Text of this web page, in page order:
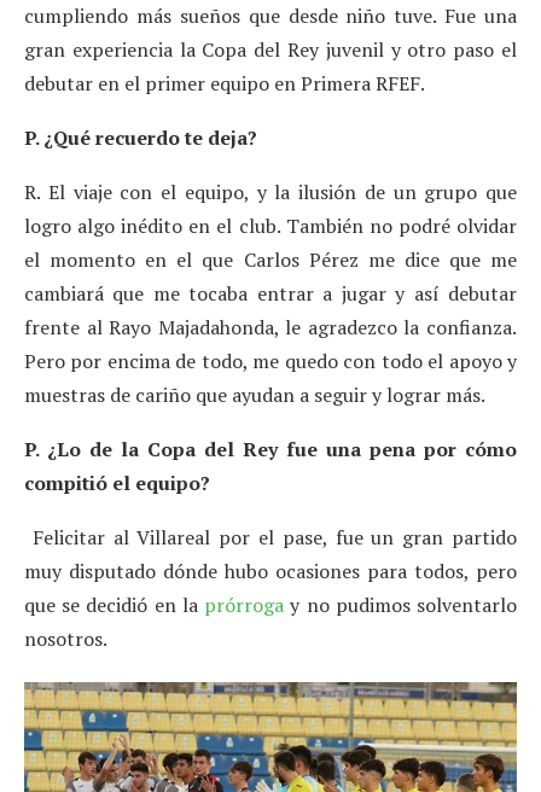
cumpliendo más sueños que desde niño tuve. Fue una
gran experiencia la Copa del Rey juvenil y otro paso el
debutar en el primer equipo en Primera RFEF.
P. ¿Qué recuerdo te deja?
R. El viaje con el equipo, y la ilusión de un grupo que
logro algo inédito en el club. También no podré olvidar
el momento en el que Carlos Pérez me dice que me
cambiará que me tocaba entrar a jugar y así debutar
frente al Rayo Majadahonda, le agradezco la confianza.
Pero por encima de todo, me quedo con todo el apoyo y
muestras de cariño que ayudan a seguir y lograr más.
P. ¿Lo de la Copa del Rey fue una pena por cómo
compitió el equipo?
Felicitar al Villareal por el pase, fue un gran partido
muy disputado dónde hubo ocasiones para todos, pero
que se decidió en la prórroga y no pudimos solventarlo
nosotros.